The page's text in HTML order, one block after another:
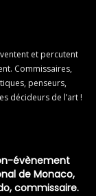
et percutent
Commissaires,
penseurs,
décideurs de l’art !
évènement
de Monaco,
commissaire.